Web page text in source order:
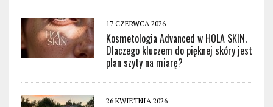
17 CZERWCA 2026
Kosmetologia Advanced w HOLA SKIN.
Dlaczego kluczem do pięknej skóry jest
plan szyty na miarę?
26 KWIETNIA 2026